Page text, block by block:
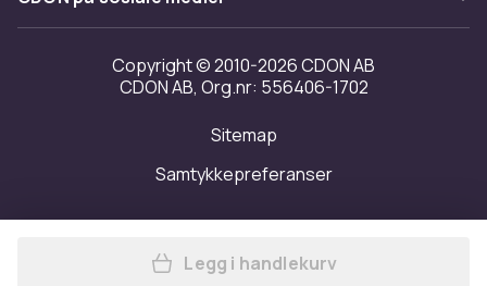
Jobbe på CDON
Investor relations
Tilgjengelighet
Copyright © 2010-2026 CDON AB
CDON AB, Org.nr: 556406-1702
Sitemap
Samtykkepreferanser
Legg André Derain |
Legg i handlekurv